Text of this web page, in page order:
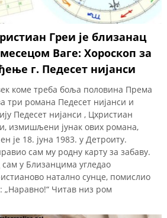
Греи је близанац
Ваге: Хороскоп за
г. Педесет нијанси
коме треба боља половина Према
три романа Педесет нијанси и
Педесет нијанси , Цхристиан
измишљени јунак ових романа,
је 18. јуна 1983. у Детроиту.
сам му родну карту за забаву.
сам у Близанцима угледао
натално сунце, помислио
„Наравно!“ Читав низ ром